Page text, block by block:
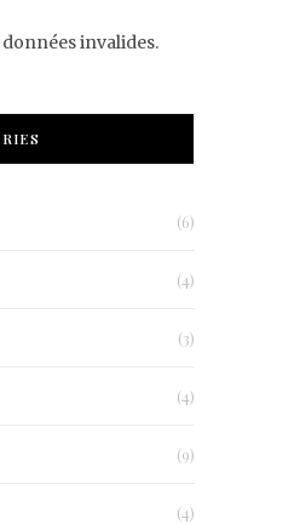
invalides.
(6)
(4)
(3)
(4)
(9)
(4)